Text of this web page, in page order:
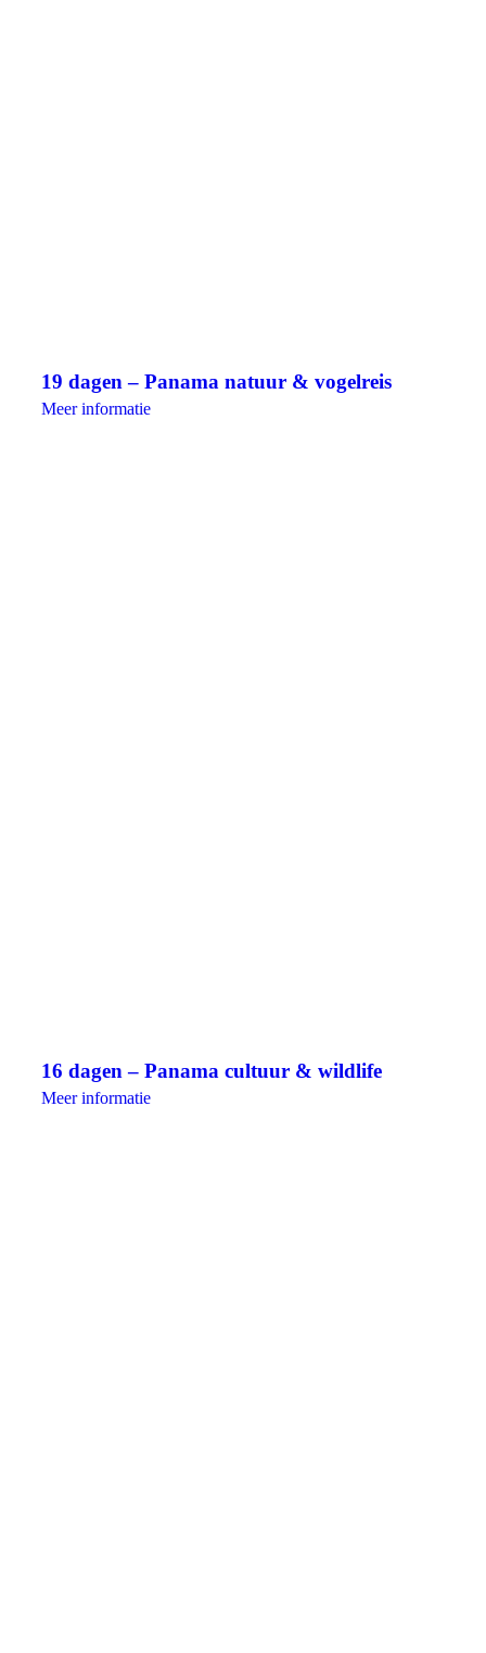
19 dagen – Panama natuur & vogelreis
Meer informatie
16 dagen – Panama cultuur & wildlife
Meer informatie